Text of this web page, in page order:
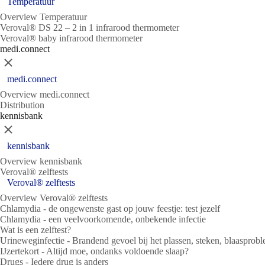
Overview Temperatuur
Veroval® DS 22 – 2 in 1 infrarood thermometer
Veroval® baby infrarood thermometer
medi.connect
Sluit
medi.connect
Overview medi.connect
Distribution
kennisbank
Sluit
kennisbank
Overview kennisbank
Veroval® zelftests
Veroval® zelftests
Overview Veroval® zelftests
Chlamydia - de ongewenste gast op jouw feestje: test jezelf
Chlamydia - een veelvoorkomende, onbekende infectie
Wat is een zelftest?
Urineweginfectie - Brandend gevoel bij het plassen, steken,
IJzertekort - Altijd moe, ondanks voldoende slaap?
Drugs - Iedere drug is anders